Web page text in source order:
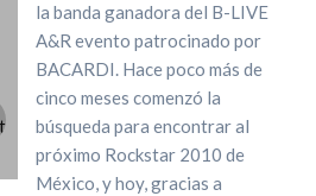
la banda ganadora del B-LIVE
A&R evento patrocinado por
BACARDI. Hace poco más de
cinco meses comenzó la
búsqueda para encontrar al
próximo Rockstar 2010 de
México, y hoy, gracias a